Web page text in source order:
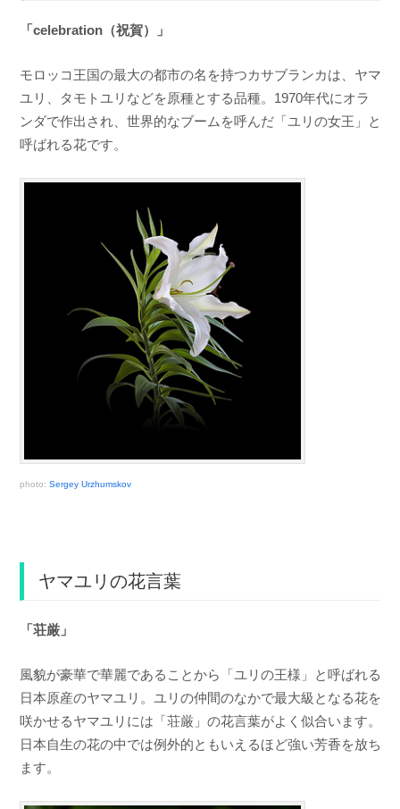
「celebration（祝賀）」
モロッコ王国の最大の都市の名を持つカサブランカは、ヤマ
ユリ、タモトユリなどを原種とする品種。1970年代にオラ
ンダで作出され、世界的なブームを呼んだ「ユリの女王」と
呼ばれる花です。
photo: Sergey Urzhumskov
ヤマユリの花言葉
「荘厳」
風貌が豪華で華麗であることから「ユリの王様」と呼ばれる
日本原産のヤマユリ。ユリの仲間のなかで最大級となる花を
咲かせるヤマユリには「荘厳」の花言葉がよく似合います。
日本自生の花の中では例外的ともいえるほど強い芳香を放ち
ます。